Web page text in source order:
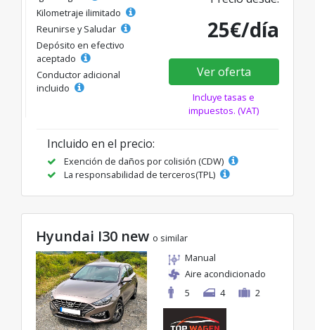
Kilometraje ilimitado
Reunirse y Saludar
Depósito en efectivo
aceptado
Conductor adicional
incluido
25€/día
Ver oferta
Incluye tasas e
impuestos. (VAT)
Incluido en el precio:
Exención de daños por colisión (CDW)
La responsabilidad de terceros(TPL)
Hyundai I30 new o similar
Manual
Aire acondicionado
5
4 2